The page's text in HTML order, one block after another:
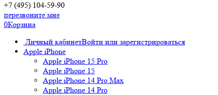
+7 (495) 104-59-90
перезвоните мне
0Корзина
Личный кабинетВойти или зарегистрироваться
Apple iPhone
Apple iPhone 15 Pro
Apple iPhone 15
Apple iPhone 14 Pro Max
Apple iPhone 14 Pro